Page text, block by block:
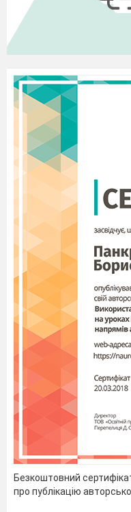
радою
методичної
(Протокол
1.
Безкоштовний
про публікацію